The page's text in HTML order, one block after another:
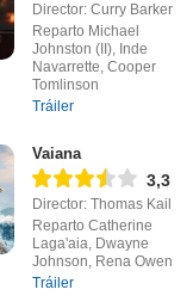
Director: Curry Barker
Reparto Michael
Johnston (II), Inde
Navarrette, Cooper
Tomlinson
Tráiler
Vaiana
3,3
Director: Thomas Kail
Reparto Catherine
Laga'aia, Dwayne
Johnson, Rena Owen
Tráiler